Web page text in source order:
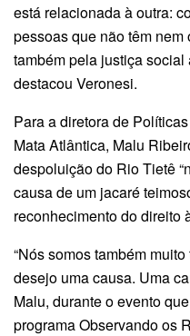
está relacionada à outra:
pessoas que não têm
também pela justiça social
destacou Veronesi.
Para a diretora de
Mata Atlântica, Malu
despoluição do Rio Tietê
causa de um jacaré
reconhecimento do direito
“Nós somos também
desejo uma causa. Uma
Malu, durante o evento
programa Observando os